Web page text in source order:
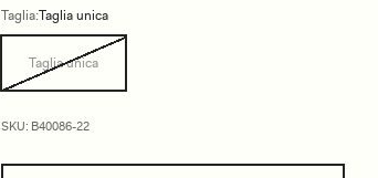
Taglia:Taglia unica
Taglia unica
SKU: B40086-22